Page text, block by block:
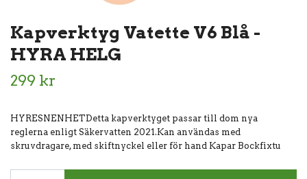
Kapverktyg Vatette V6 Blå -
HYRA HELG
299 kr
HYRESNENHETDetta kapverktyget passar till dom nya
reglerna enligt Säkervatten 2021.Kan användas med
skruvdragare, med skiftnyckel eller för hand Kapar Bockfixtu